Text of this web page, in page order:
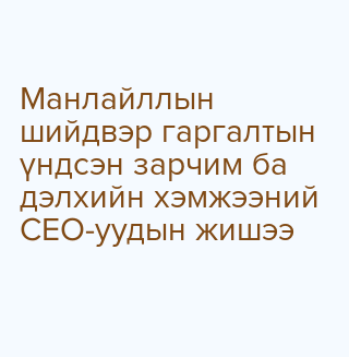
Манлайллын
шийдвэр гаргалтын
үндсэн зарчим ба
дэлхийн хэмжээний
CEO-уудын жишээ